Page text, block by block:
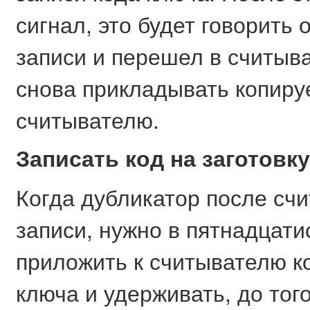
сигнал, это будет
записи и перешел в
снова прикладывать
считывателю.
Записать код на
Когда дубликатор после
записи, нужно в
приложить к считывателю
ключа и удерживать, до